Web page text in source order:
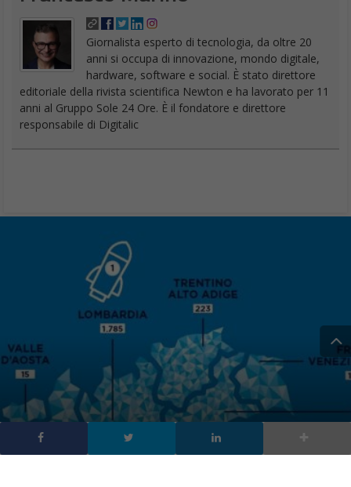
Giornalista esperto di tecnologia, da oltre 20
anni si occupa di innovazione, mondo digitale,
hardware, software e social. È stato direttore
editoriale della rivista scientifica Newton e ha lavorato per 11
anni al Gruppo Sole 24 Ore. È il fondatore e direttore
responsabile di Digitalic